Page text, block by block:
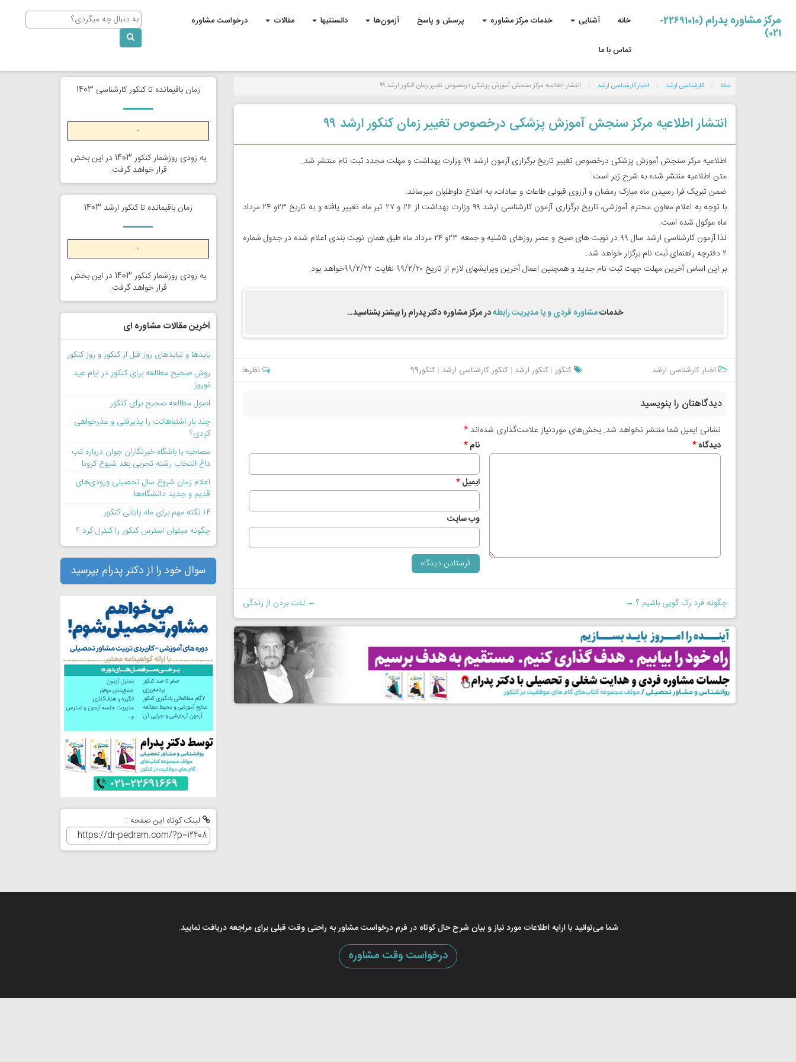
مرکز مشاوره پدرام
(22691010-
021)
خانه آشنایی خدمات مرکز مشاوره پرسش و پاسخ آزمون‌ها دانستنیها مقالات درخواست مشاوره
تماس با ما
Search
خانه کارشناسی ارشد اخبار کارشناسی ارشد انتشار اطلاعیه مرکز سنجش آموزش پزشکی درخصوص تغییر زمان کنکور ارشد ۹۹
انتشار اطلاعیه مرکز سنجش آموزش پزشکی درخصوص تغییر زمان کنکور ارشد ۹۹
اطلاعیه مرکز سنجش آموزش پزشکی درخصوص تغییر تاریخ برگزاری آزمون ارشد ۹۹ وزارت بهداشت و مهلت مجدد ثبت نام منتشر شد.
متن اطلاعیه منتشر شده به شرح زیر است:
ضمن تبریک فرا رسیدن ماه مبارک رمضان و آرزوی قبولی طاعات و عبادات، به اطلاع داوطلبان میرساند:
با توجه به اعلام معاون محترم آموزشی، تاریخ برگزاری آزمون کارشناسی ارشد ۹۹ وزارت بهداشت از ٢۶ و ٢٧ تیر ماه تغییر یافته و به تاریخ ٢٣و ٢۴ مرداد
ماه موکول شده است.
لذا آزمون کارشناسی ارشد سال ٩٩ در نوبت ھای صبح و عصر روزھای ۵شنبه و جمعه ٢٣و ٢۴ مرداد ماه طبق ھمان نوبت بندی اعلام شده در جدول شماره
٢ دفترچه راھنمای ثبت نام برگزار خواھد شد.
بر این اساس آخرین مھلت جھت ثبت نام جدید و ھمچنین اعمال آخرین ویرایشھای لازم از تاریخ ٩٩/٢/٢٠ لغایت ٩٩/٢/٢٢خواھد بود.
خدماتمشاوره فردی و یا مدیریت رابطهدر مرکز مشاوره دکتر پدرام را بیشتر بشناسید…
اخبار کارشناسی ارشد کنکور |کنکور ارشد |کنکور کارشناسی ارشد |کنکور99 نظرها
دیدگاهتان را بنویسید
نشانی ایمیل شما منتشر نخواهد شد. بخش‌های موردنیاز علامت‌گذاری شده‌اند*
دیدگاه* نام*
ایمیل*
وب‌ سایت
← لذت بردن از زندگی چگونه فرد رک گویی باشیم ؟ →
زمان باقیمانده تا کنکور کارشناسی 1403
-
به زودی روزشمار کنکور 1403 در این بخش
قرار خواهد گرفت.
زمان باقیمانده تا کنکور ارشد 1403
-
به زودی روزشمار کنکور 1403 در این بخش
قرار خواهد گرفت.
آخرین مقالات مشاوره ای
بایدها و نبایدهای روز قبل از کنکور و روز کنکور
روش صحیح مطالعه برای کنکور در ایام عید
نوروز
اصول مطالعه صحیح برای کنکور
چند بار اشتباهاتت را پذیرفتی و عذرخواهی
کردی؟
مصاحبه با باشگاه خبرنگاران جوان درباره تب
داغ انتخاب رشته تجربی بعد شیوع کرونا
اعلام زمان شروع سال تحصیلی ورودی‌های
قدیم و جدید دانشگاه‌ها
۱۴ نکته مهم برای ماه پایانی کنکور
چگونه میتوان استرس کنکور را کنترل کرد ؟
سوال خود را از دکتر پدرام بپرسید
لینک کوتاه این صفحه :
شما می‌توانید با ارایه اطلاعات مورد نیاز و بیان شرح حال کوتاه در فرم درخواست مشاور به راحتی وقت قبلی برای مراجعه دریافت نمایید.
درخواست وقت مشاوره